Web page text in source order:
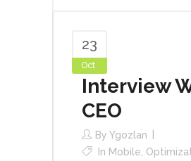
23
Oct
Interview
CEO
By Ygozlan
In Mobile